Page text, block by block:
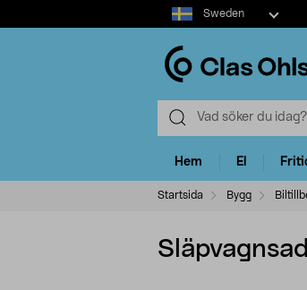
Select
market
Sweden
Hem El
Startsida Bygg